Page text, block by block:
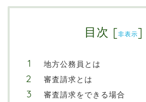
目次 [非表示]
地方公務員とは
審査請求とは
審査請求をできる場合